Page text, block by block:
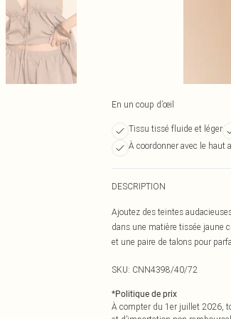
En un coup d’œil
Tissu tissé fluide et léger
À coordonner avec le haut
DESCRIPTION
Ajoutez des teintes
dans une matière tissée jaune
et une paire de talons pour
SKU: CNN4398/40/72
*Politique de prix
À compter du 1er juillet 2026,